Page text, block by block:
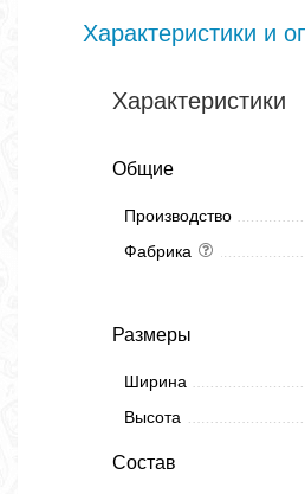
Характеристики и
Характеристики
Общие
Производство
Фабрика
Размеры
Ширина
Высота
Состав